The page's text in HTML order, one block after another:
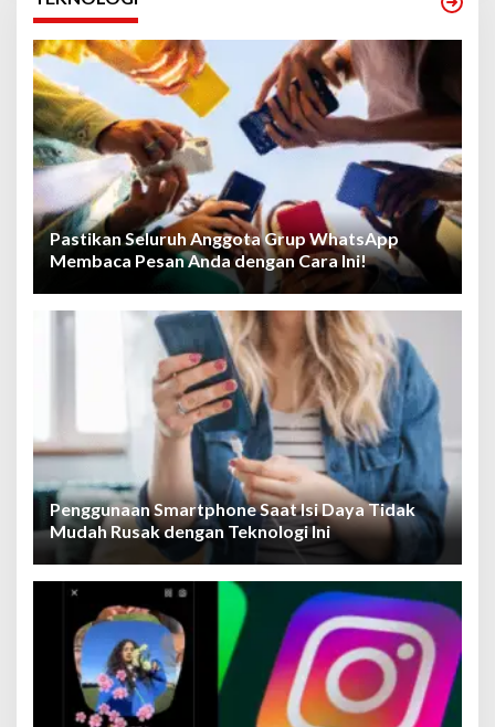
Pastikan Seluruh Anggota Grup WhatsApp
Membaca Pesan Anda dengan Cara Ini!
Penggunaan Smartphone Saat Isi Daya Tidak
Mudah Rusak dengan Teknologi Ini